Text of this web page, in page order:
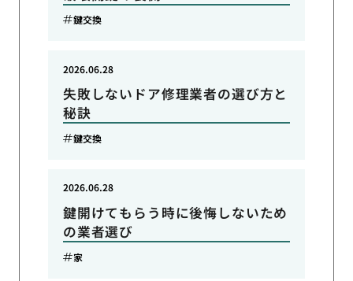
鍵交換
失敗しないドア修理業者の選び方と
秘訣
2026.06.28
鍵交換
鍵開けてもらう時に後悔しないため
の業者選び
2026.06.28
家